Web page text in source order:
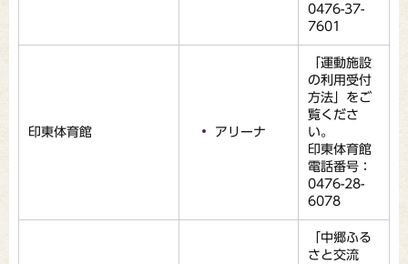
0476-37-
7601
印東体育館 アリーナ
「運動施設
の利用受付
方法」をご
覧くださ
い。
印東体育館
電話番号：
0476-28-
6078
「中郷ふる
さと交流